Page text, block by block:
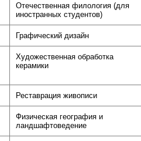
Отечественная филология (для
иностранных студентов)
Графический дизайн
Художественная обработка
керамики
Реставрация живописи
Физическая география и
ландшафтоведение